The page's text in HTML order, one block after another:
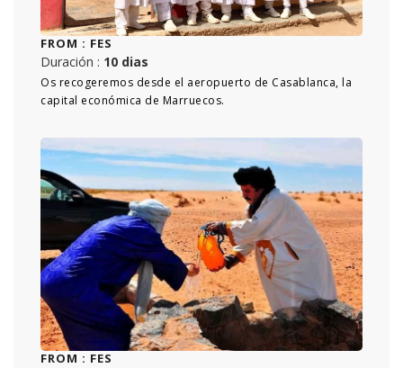
FROM : FES
Duración : 10 dias
Os recogeremos desde el aeropuerto de Casablanca, la
capital económica de Marruecos.
FROM : FES